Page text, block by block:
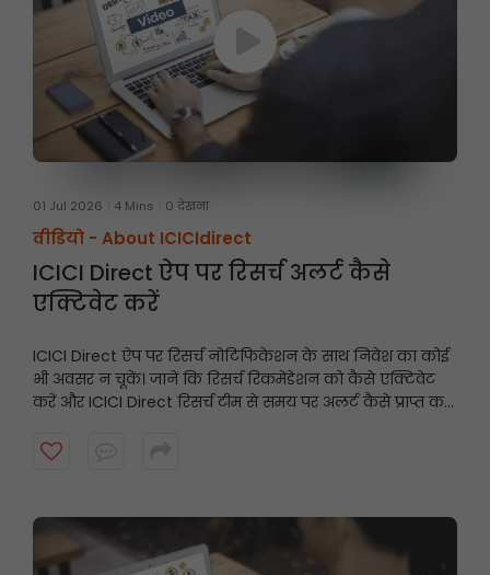
01 Jul 2026 4 Mins 0 देखना
वीडियो - About ICICIdirect
ICICI Direct ऐप पर रिसर्च अलर्ट कैसे
एक्टिवेट करें
ICICI Direct ऐप पर रिसर्च नोटिफिकेशन के साथ निवेश का कोई
भी अवसर न चूकें। जानें कि रिसर्च रिकमेंडेशन को कैसे एक्टिवेट
करें और ICICI Direct रिसर्च टीम से समय पर अलर्ट कैसे प्राप्त करें।